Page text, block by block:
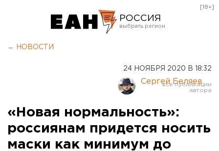
РОССИЯ
Курган
Оренбург
[18+]
← НОВОСТИ
24 НОЯБРЯ 2020 В 18:32
Сергей Беляев
«Новая нормальность»:
россиянам придется носить
маски как минимум до